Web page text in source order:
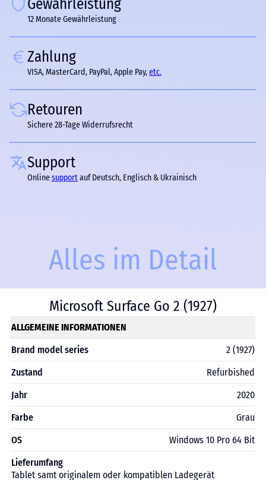
Gewährleistung
12 Monate Gewährleistung
Zahlung
VISA, MasterCard, PayPal, Apple Pay,etc.
Retouren
Sichere 28-Tage Widerrufsrecht
Support
Onlinesupportauf Deutsch, Englisch & Ukrainisch
Alles im Detail
Microsoft Surface Go 2 (1927)
ALLGEMEINE INFORMATIONEN
Brand model series
2 (1927)
Zustand
Refurbished
Jahr
2020
Farbe
Grau
OS
Windows 10 Pro 64 Bit
Lieferumfang
Tablet samt originalem oder kompatiblen Ladegerät